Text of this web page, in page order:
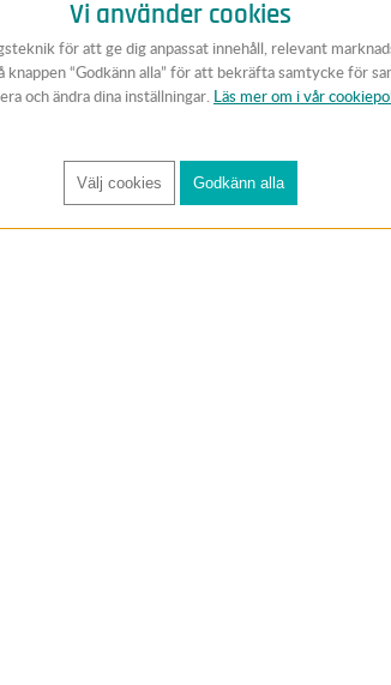
Vi använder cookies
för att ge dig anpassat innehåll, relevant
knappen “Godkänn alla” för att bekräfta samtycke för
och ändra dina inställningar. Läs mer om i vår
Välj cookies Godkänn alla